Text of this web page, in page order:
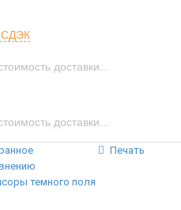
СДЭК
доставки...
доставки...
Печать
темного поля